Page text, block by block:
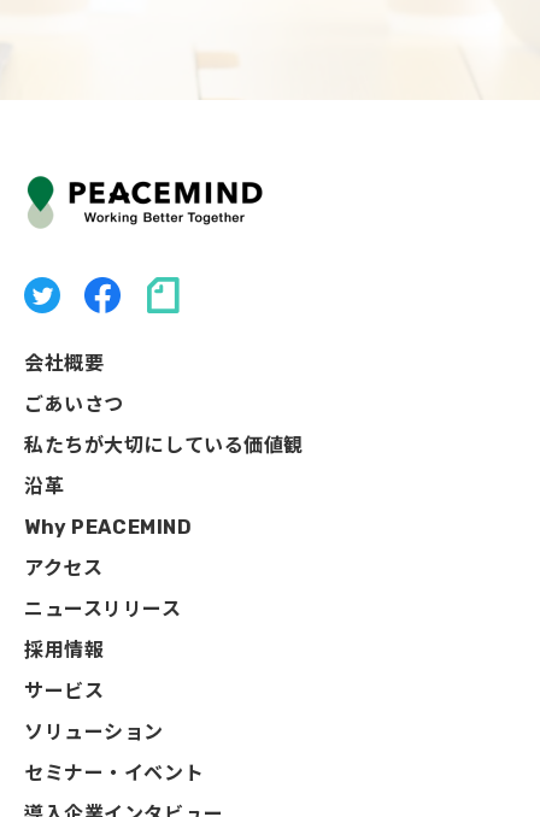
会社概要
ごあいさつ
私たちが大切にしている価値観
沿革
Why PEACEMIND
アクセス
ニュースリリース
採用情報
サービス
ソリューション
セミナー・イベント